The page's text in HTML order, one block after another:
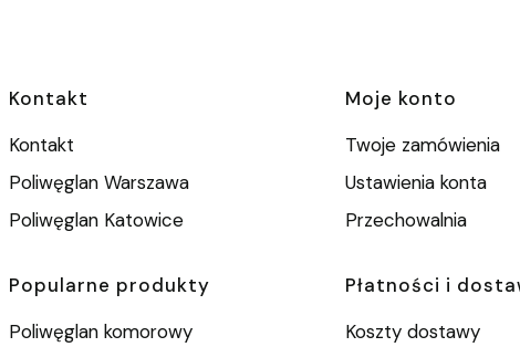
Linki w stopce
Kontakt
Kontakt
Poliwęglan Warszawa
Poliwęglan Katowice
Moje konto
Twoje zamówienia
Ustawienia konta
Przechowalnia
Popularne produkty
Poliwęglan komorowy
Płatności i
Koszty dostawy